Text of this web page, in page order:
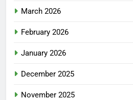
March 2026
February 2026
January 2026
December 2025
November 2025